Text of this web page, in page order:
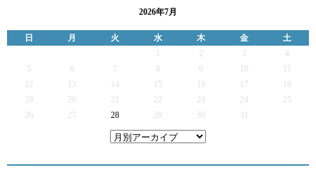
2026年7月
日 月 火 水 木 金
土
2 3
4
5
6 7 9
12
13 14 15 16 17
19
20 21 22 23 24
25
26
27 28 29 30 31